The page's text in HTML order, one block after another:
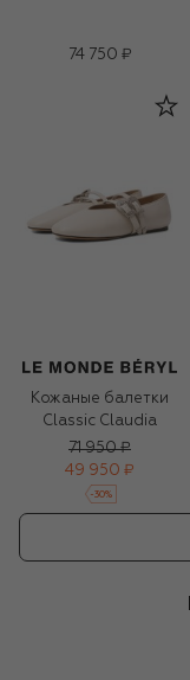
74 750 ₽
Кожаные балетки
Classic Claudia
71 950 ₽
49 950 ₽
-30%